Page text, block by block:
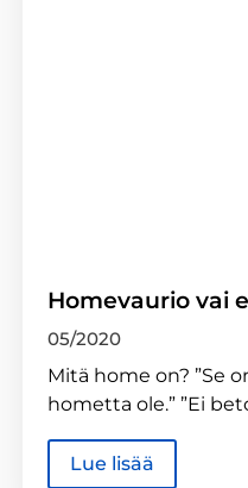
Homevaurio vai
05/2020
Mitä home on? ”Se
hometta ole.” ”Ei
Lue lisää